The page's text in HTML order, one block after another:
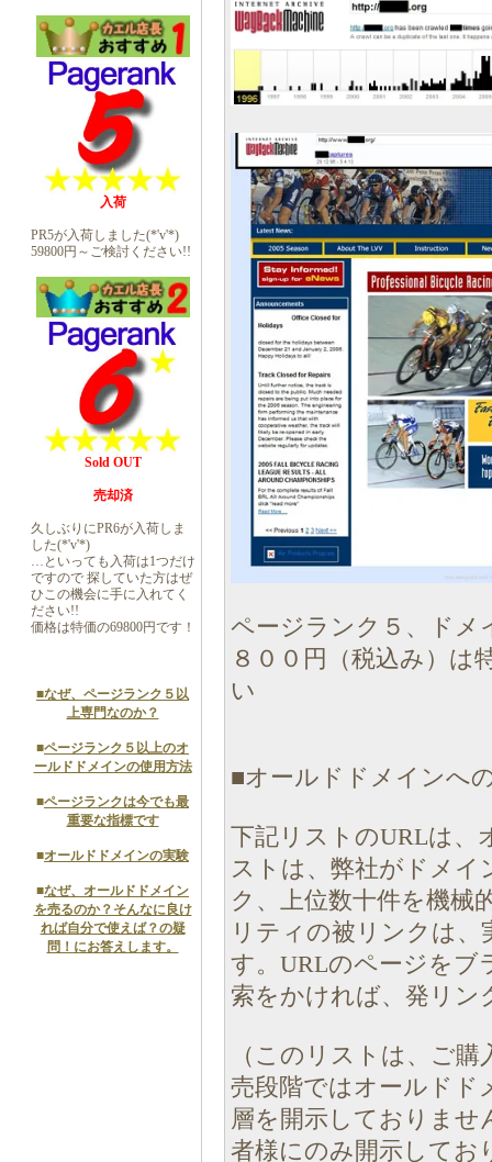
入荷
PR5が入荷しました(*'v'*)
59800円～ご検討ください!!
Sold OUT
売却済
久しぶりにPR6が入荷しま
した(*'v'*)
…といっても入荷は1つだけ
ですので 探していた方はぜ
ひこの機会に手に入れてく
ださい!!
価格は特価の69800円です！
■なぜ、ページランク５以
上専門なのか？
■ページランク５以上のオ
ールドドメインの使用方法
■ページランクは今でも最
重要な指標です
■オールドドメインの実験
■なぜ、オールドドメイン
を売るのか？そんなに良け
れば自分で使えば？の疑
問！にお答えします。
ページランク５、ドメ
８００円（税込み）
い
■オールドドメインへ
下記リストのURLは、
ストは、弊社がドメイ
ク、上位数十件を機械
リティの被リンクは
す。URLのページをブ
索をかければ、発リン
（このリストは、ご
売段階ではオールドド
層を開示しておりませ
者様にのみ開示してお